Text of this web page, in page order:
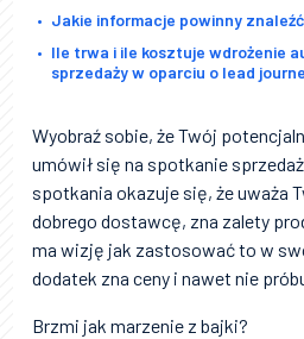
Jakie informacje powinny
Ile trwa i ile kosztuje wdrożenie
sprzedaży w oparciu o lead
Wyobraź sobie, że Twój
umówił się na spotkanie
spotkania okazuje się, że uważa
dobrego dostawcę, zna zalety
ma wizję jak zastosować to w
dodatek zna ceny i nawet nie
Brzmi jak marzenie z bajki?